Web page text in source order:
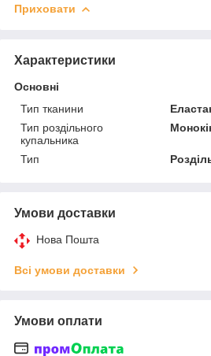
Приховати
Характеристики
Основні
Тип тканини
Тип роздільного
купальника
Тип
Умови доставки
Нова Пошта
Всі умови доставки
Умови оплати